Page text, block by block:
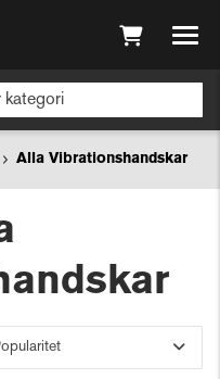
Alla Vibrationshandskar